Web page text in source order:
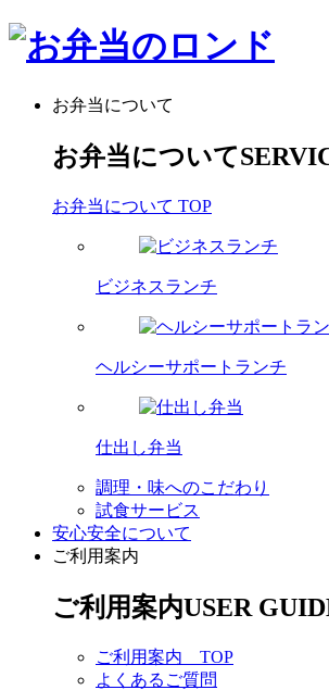
お弁当について
お弁当について
お弁当について TOP
ビジネスランチ
ヘルシーサポートランチ
仕出し弁当
調理・味へのこだわり
試食サービス
安心安全について
ご利用案内
ご利用案内USER
ご利用案内 TOP
よくあるご質問